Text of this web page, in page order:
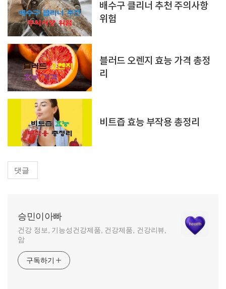
배수구 클리너 추천 주의사항
위험
블러드 오렌지 효능 가격 총정
리
비트즙 효능 부작용 총정리
댓글
승민이아빠
건강 정보, 기능성건강제품, 건강제품, 건강리뷰,
암
구독하기